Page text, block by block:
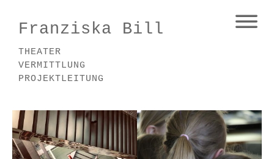
Franziska Bill
THEATER
VERMITTLUNG
PROJEKTLEITUNG